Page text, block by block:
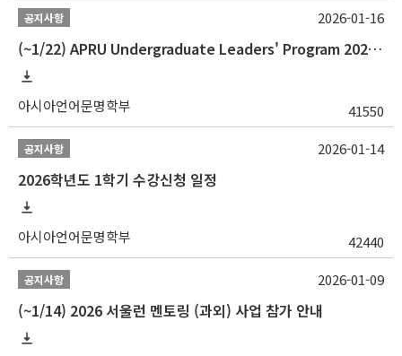
공지사항
(~1/22) APRU Undergraduate Leaders' Program 2026 프로그램 참가자 모집
아시아언어문명학부 41550
2026-01-16
공지사항
2026학년도 1학기 수강신청 일정
아시아언어문명학부 42440
2026-01-14
공지사항
(~1/14) 2026 서울런 멘토링 (과외) 사업 참가 안내
2026-01-09